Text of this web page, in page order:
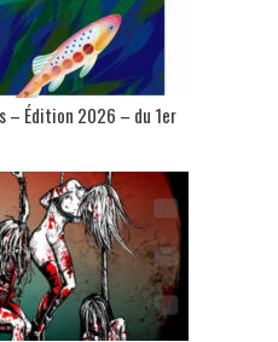
– Édition 2026 – du 1er